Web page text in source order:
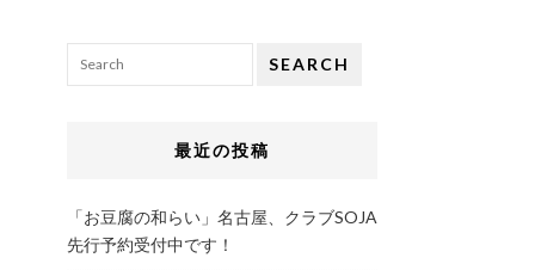
SEARCH
最近の投稿
「お豆腐の和らい」名古屋、クラブSOJA
先行予約受付中です！